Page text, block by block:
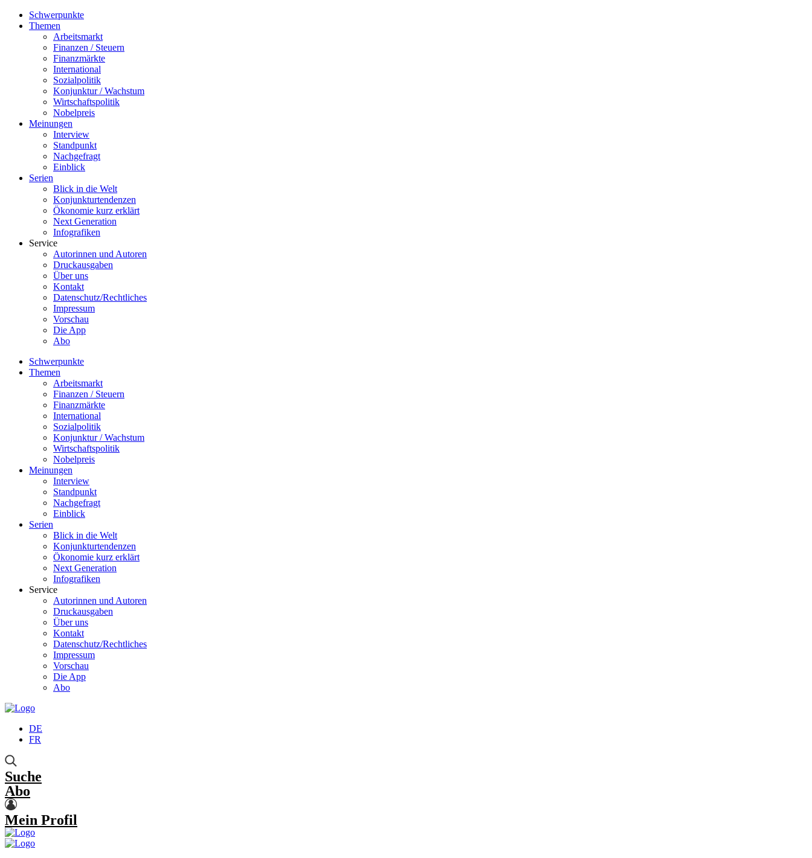
Schwerpunkte
Themen
Arbeitsmarkt
Finanzen / Steuern
Finanzmärkte
International
Sozialpolitik
Konjunktur / Wachstum
Wirtschaftspolitik
Nobelpreis
Meinungen
Interview
Standpunkt
Nachgefragt
Einblick
Serien
Blick in die Welt
Konjunkturtendenzen
Ökonomie kurz erklärt
Next Generation
Infografiken
Service
Autorinnen und Autoren
Druckausgaben
Über uns
Kontakt
Datenschutz/Rechtliches
Impressum
Vorschau
Die App
Abo
Schwerpunkte
Themen
Arbeitsmarkt
Finanzen / Steuern
Finanzmärkte
International
Sozialpolitik
Konjunktur / Wachstum
Wirtschaftspolitik
Nobelpreis
Meinungen
Interview
Standpunkt
Nachgefragt
Einblick
Serien
Blick in die Welt
Konjunkturtendenzen
Ökonomie kurz erklärt
Next Generation
Infografiken
Service
Autorinnen und Autoren
Druckausgaben
Über uns
Kontakt
Datenschutz/Rechtliches
Impressum
Vorschau
Die App
Abo
DE
FR
Suche
Abo
Mein Profil